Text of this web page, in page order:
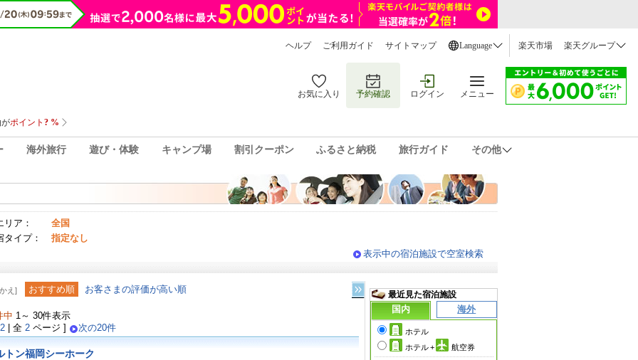
ヘルプ ご利用ガイド サイトマップ Language 楽天市場 楽天グループ
お気に入り 予約確認 ログイン メニュー
海外旅行 遊び・体験 キャンプ場 割引クーポン ふるさと納税 旅行ガイド その他
リア：
全国
タイプ：
指定なし
表示中の宿泊施設で空室検索
え] おすすめ順 お客さまの評価が高い順
中 1～ 30件表示
2 | 全 2 ページ ] 次の20件
トン福岡シーホーク
最近見た宿泊施設
国内
海外
ホテル
ホテル+ 航空券